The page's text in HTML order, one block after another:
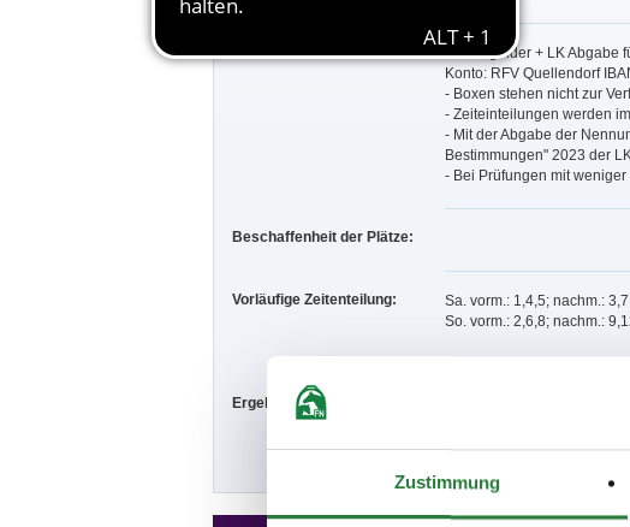
Zustimmung
Besondere Bestimmungen: - Nenngelder + LK Abgabe
Konto: RFV Quellendorf
- Boxen stehen nicht zur
- Zeiteinteilungen werden
- Mit der Abgabe der
Bestimmungen" 2023 der
- Bei Prüfungen mit
Beschaffenheit der Plätze:
Vorläufige Zeitenteilung:
Sa. vorm.: 1,4,5; nachm.:
So. vorm.: 2,6,8; nachm.:
Ergebnisse: